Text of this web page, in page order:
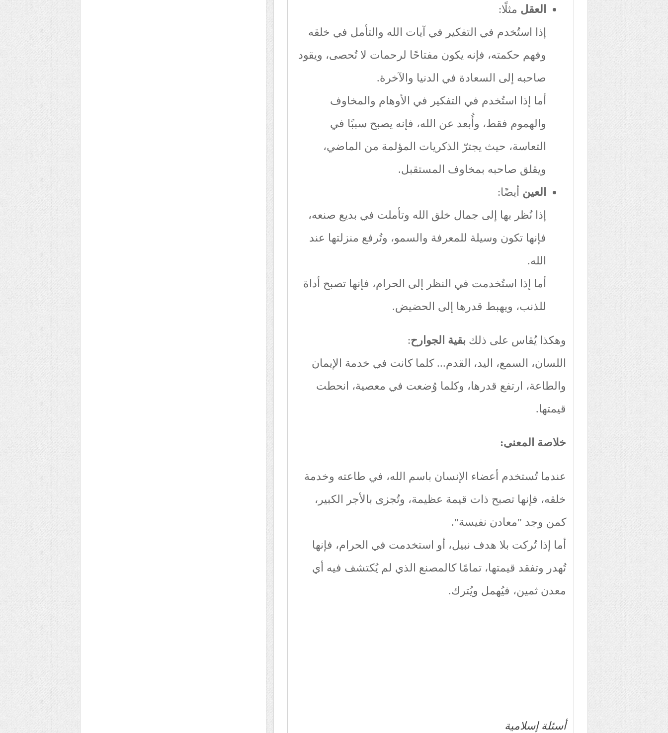
العقل مثلًا:
إذا استُخدم في التفكير في آيات الله والتأمل في خلقه
وفهم حكمته، فإنه يكون مفتاحًا لرحمات لا تُحصى، ويقود
صاحبه إلى السعادة في الدنيا والآخرة.
أما إذا استُخدم في التفكير في الأوهام والمخاوف
والهموم فقط، وأُبعد عن الله، فإنه يصبح سببًا في
التعاسة، حيث يجترّ الذكريات المؤلمة من الماضي،
ويقلق صاحبه بمخاوف المستقبل.
العين أيضًا:
إذا نُظر بها إلى جمال خلق الله وتأملت في بديع صنعه،
فإنها تكون وسيلة للمعرفة والسمو، وتُرفع منزلتها عند
الله.
أما إذا استُخدمت في النظر إلى الحرام، فإنها تصبح أداة
للذنب، ويهبط قدرها إلى الحضيض.
وهكذا يُقاس على ذلك بقية الجوارح:
اللسان، السمع، اليد، القدم... كلما كانت في خدمة الإيمان
والطاعة، ارتفع قدرها، وكلما وُضعت في معصية، انحطت
قيمتها.
خلاصة المعنى:
عندما تُستخدم أعضاء الإنسان باسم الله، في طاعته وخدمة
خلقه، فإنها تصبح ذات قيمة عظيمة، وتُجزى بالأجر الكبير،
كمن وجد "معادن نفيسة".
أما إذا تُركت بلا هدف نبيل، أو استخدمت في الحرام، فإنها
تُهدر وتفقد قيمتها، تمامًا كالمصنع الذي لم يُكتشف فيه أي
معدن ثمين، فيُهمل ويُترك.
أسئلة إسلامية